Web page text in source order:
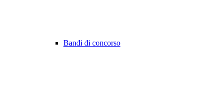
Bandi di concorso